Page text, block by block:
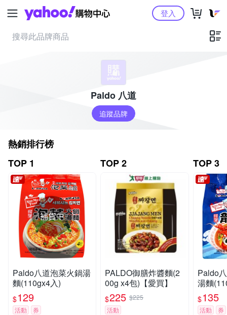
Yahoo購物中心登入
Paldo 八道
追蹤品牌
熱銷排行榜
TOP 1
補貨中
Paldo八道泡菜火鍋湯
麵(110gx4入)
$129
活動 券
TOP 2
PALDO御膳炸醬麵(2
00g x4包)【愛買】
$225 $225
活動
TOP 3
Paldo
湯麵
$135
活動 券